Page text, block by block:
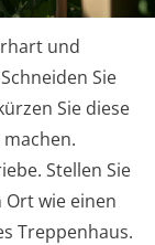
und
Sie
Sie diese
Stellen Sie
wie einen
Treppenhaus.